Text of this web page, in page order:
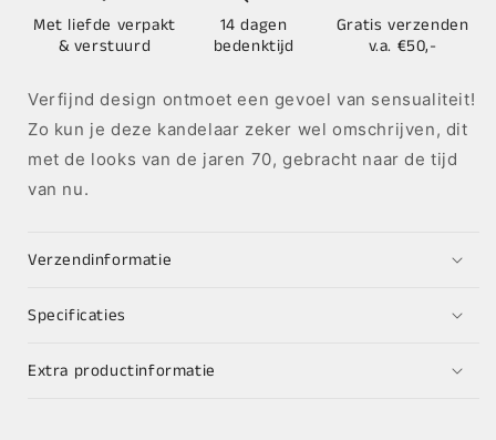
Met liefde verpakt
& verstuurd
14 dagen
bedenktijd
Gratis verzenden
v.a. €50,-
Verfijnd design ontmoet een gevoel van sensualiteit!
Zo kun je deze kandelaar zeker wel omschrijven, dit
met de looks van de jaren 70, gebracht naar de tijd
van nu.
Verzendinformatie
Specificaties
Extra productinformatie